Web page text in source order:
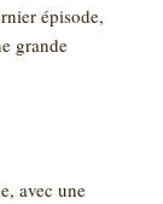
épisode,
grande
avec une